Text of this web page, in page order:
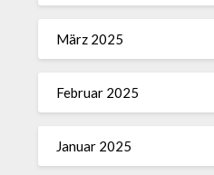
März 2025
Februar 2025
Januar 2025